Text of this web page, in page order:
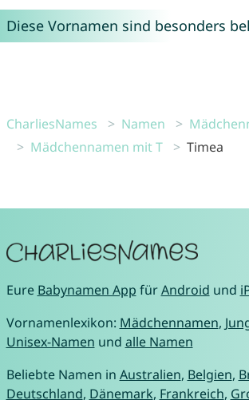
Diese Vornamen sind besonders
CharliesNames Namen
Mädchennamen mit T
Timea
Eure Babynamen App fürAndroid und
Vornamenlexikon: Mädchennamen,
Unisex-Namen und alle Namen
Beliebte Namen in Australien, Belgien,
Deutschland, Dänemark, Frankreich,